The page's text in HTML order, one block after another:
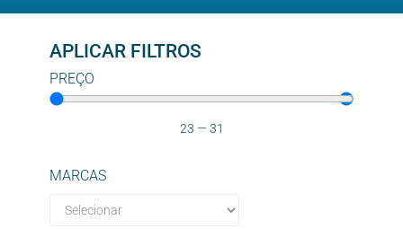
APLICAR FILTROS
PREÇO
23 — 31
MARCAS